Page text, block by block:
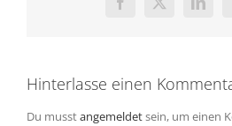
Facebook
X
Hinterlasse einen
Du musstangemeldetsein, um einen